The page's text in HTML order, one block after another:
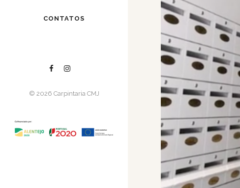
CONTATOS
© 2026 Carpintaria CMJ